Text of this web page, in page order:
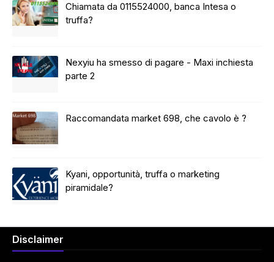
Chiamata da 0115524000, banca Intesa o
truffa?
Nexyiu ha smesso di pagare - Maxi inchiesta
parte 2
Raccomandata market 698, che cavolo è ?
Kyani, opportunità, truffa o marketing
piramidale?
Disclaimer